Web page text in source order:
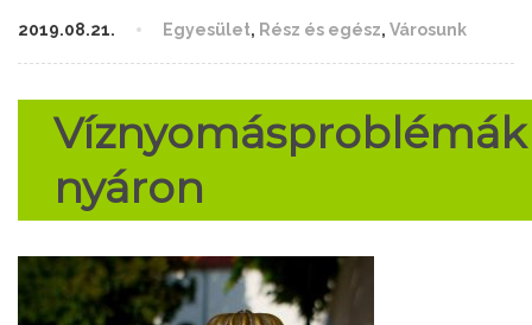
2019.08.21. Egyesület, Rész és egész, Városunk
Víznyomásproblémák
nyáron